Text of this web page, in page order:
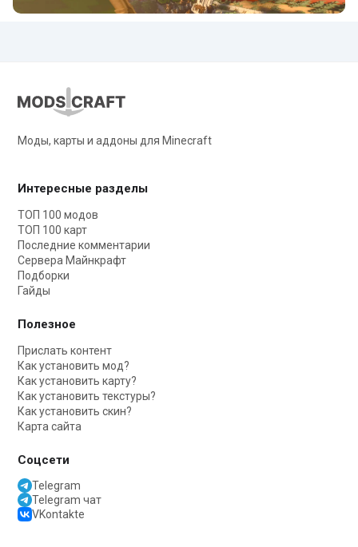
Моды, карты и аддоны для Minecraft
Интересные разделы
ТОП 100 модов
ТОП 100 карт
Последние комментарии
Сервера Майнкрафт
Подборки
Гайды
Полезное
Прислать контент
Как установить мод?
Как установить карту?
Как установить текстуры?
Как установить скин?
Карта сайта
Соцсети
Telegram
Telegram чат
VKontakte